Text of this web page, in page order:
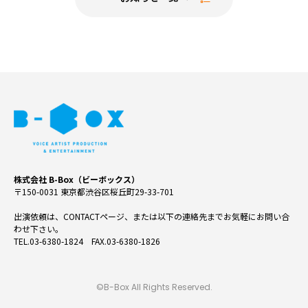
株式会社 B-Box（ビーボックス）
〒150-0031 東京都渋谷区桜丘町29-33-701
出演依頼は、CONTACTページ、または以下の連絡先までお気軽にお問い合
わせ下さい。
TEL.03-6380-1824 FAX.03-6380-1826
©B-Box All Rights Reserved.